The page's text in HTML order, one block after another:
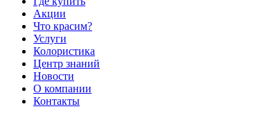
Акции
Что красим?
Услуги
Колористика
Центр знаний
Новости
О компании
Контакты